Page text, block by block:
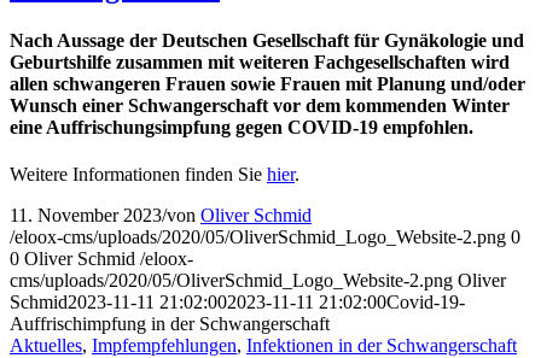
Nach Aussage der Deutschen Gesellschaft für Gynäkologie und
Geburtshilfe zusammen mit weiteren Fachgesellschaften wird
allen schwangeren Frauen sowie Frauen mit Planung und/oder
Wunsch einer Schwangerschaft vor dem kommenden Winter
eine Auffrischungsimpfung gegen COVID-19 empfohlen.
Weitere Informationen finden Sie hier.
11. November 2023/von Oliver Schmid
/eloox-cms/uploads/2020/05/OliverSchmid_Logo_Website-2.png 0
0 Oliver Schmid /eloox-
cms/uploads/2020/05/OliverSchmid_Logo_Website-2.png Oliver
Schmid2023-11-11 21:02:002023-11-11 21:02:00Covid-19-
Auffrischimpfung in der Schwangerschaft
Aktuelles, Impfempfehlungen, Infektionen in der Schwangerschaft